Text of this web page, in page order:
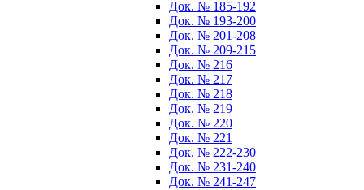
Док. № 185-192
Док. № 193-200
Док. № 201-208
Док. № 209-215
Док. № 216
Док. № 217
Док. № 218
Док. № 219
Док. № 220
Док. № 221
Док. № 222-230
Док. № 231-240
Док. № 241-247